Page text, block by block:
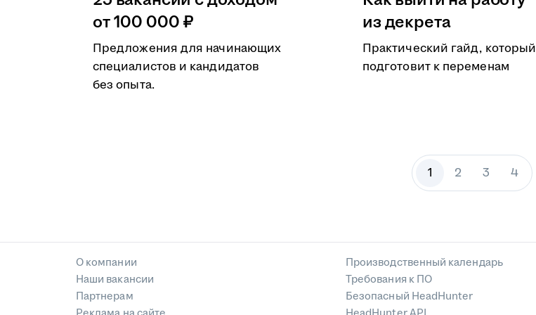
от 100 000 ₽
Предложения для начинающих
специалистов и кандидатов
без опыта.
из декрета
Практический гайд, который
подготовит к переменам
1 2 3 4
О компании
Наши вакансии
Партнерам
Производственный календарь
Требования к ПО
Безопасный HeadHunter